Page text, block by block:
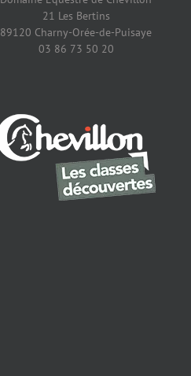
21 Les Bertins
89120 Charny-Orée-de-Puisaye
03 86 73 50 20